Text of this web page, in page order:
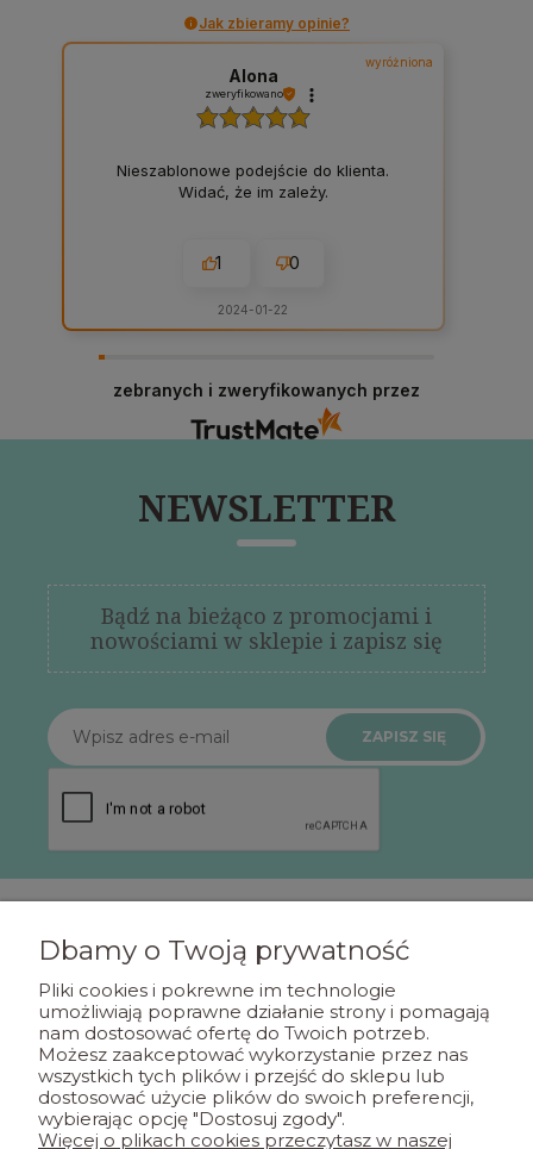
Jak zbieramy opinie?
wyróżniona
Alona
zweryfikowano
Nieszablonowe podejście do klienta.
Widać, że im zależy.
1 0
2024-01-22
zebranych i zweryfikowanych przez
NEWSLETTER
Bądź na bieżąco z promocjami i
nowościami w sklepie i zapisz się
ZAPISZ SIĘ
POMOC
MOJE KONTO
PŁATNOŚCI I DOSTAWA
Dbamy o Twoją prywatność
Pliki cookies i pokrewne im technologie
umożliwiają poprawne działanie strony i pomagają
nam dostosować ofertę do Twoich potrzeb.
Możesz zaakceptować wykorzystanie przez nas
wszystkich tych plików i przejść do sklepu lub
dostosować użycie plików do swoich preferencji,
wybierając opcję "Dostosuj zgody".
Więcej o plikach cookies przeczytasz w naszej